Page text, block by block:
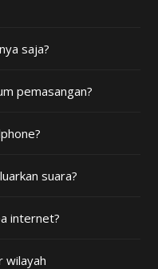
saja?
pemasangan?
suara?
internet?
wilayah